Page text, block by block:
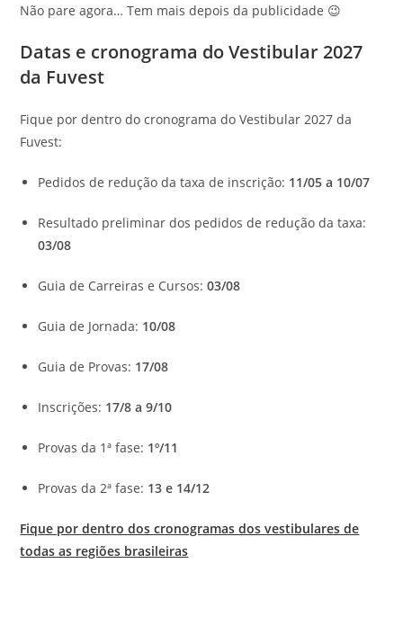
Não pare agora… Tem mais depois da publicidade 😉
Datas e cronograma do Vestibular 2027
da Fuvest
Fique por dentro do cronograma do Vestibular 2027 da
Fuvest:
Pedidos de redução da taxa de inscrição: 11/05 a 10/07
Resultado preliminar dos pedidos de redução da taxa:
03/08
Guia de Carreiras e Cursos:03/08
Guia de Jornada: 10/08
Guia de Provas: 17/08
Inscrições: 17/8 a 9/10
Provas da 1ª fase: 1º/11
Provas da 2ª fase: 13 e 14/12
Fique por dentro dos cronogramas dos vestibulares de
todas as regiões brasileiras